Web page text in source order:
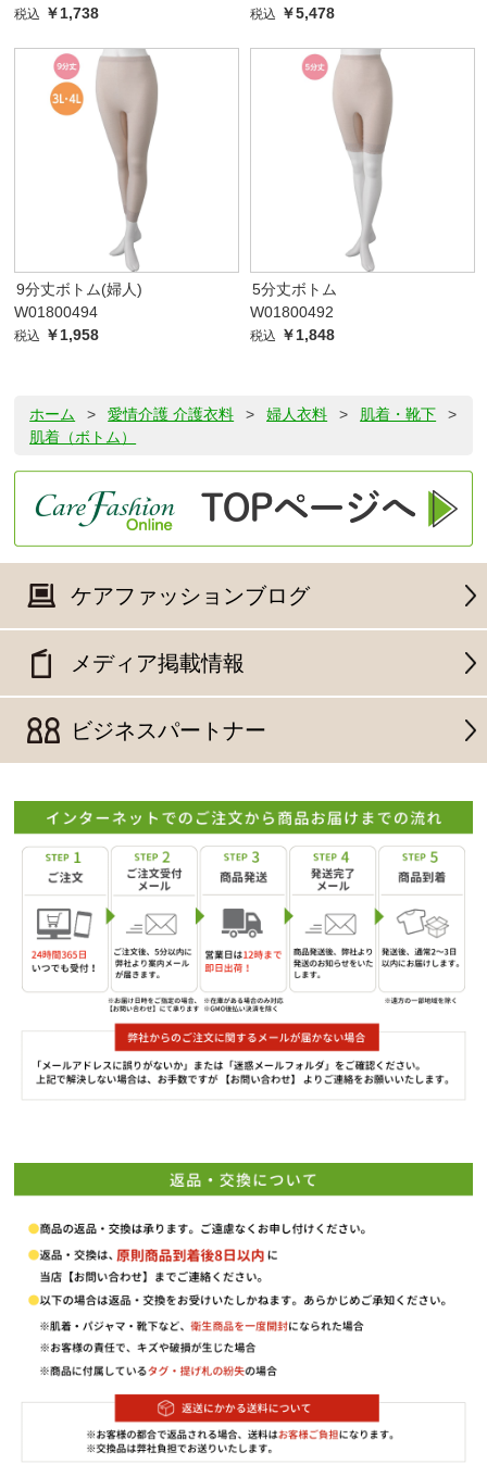
税込 ￥1,738 税込 ￥5,478
9分丈ボトム(婦人)
W01800494
税込 ￥1,958
5分丈ボトム
W01800492
税込 ￥1,848
ホーム > 愛情介護 介護衣料 > 婦人衣料 > 肌着・靴下
>
肌着（ボトム）
ケアファッションブログ
メディア掲載情報
ビジネスパートナー